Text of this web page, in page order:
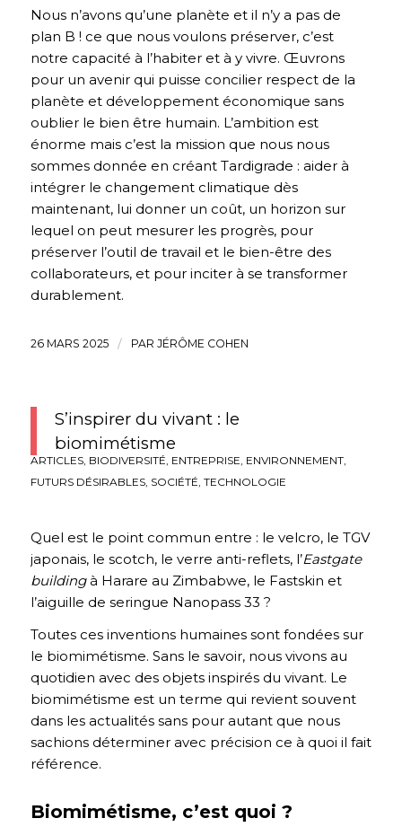
Nous n’avons qu’une planète et il n’y a pas de
plan B ! ce que nous voulons préserver, c’est
notre capacité à l’habiter et à y vivre. Œuvrons
pour un avenir qui puisse concilier respect de la
planète et développement économique sans
oublier le bien être humain. L’ambition est
énorme mais c’est la mission que nous nous
sommes donnée en créant Tardigrade : aider à
intégrer le changement climatique dès
maintenant, lui donner un coût, un horizon sur
lequel on peut mesurer les progrès, pour
préserver l’outil de travail et le bien-être des
collaborateurs, et pour inciter à se transformer
durablement.
26 MARS 2025 / PAR JÉRÔME COHEN
S’inspirer du vivant : le
biomimétisme
ARTICLES, BIODIVERSITÉ ENTREPRISE ENVIRONNEMENT,
FUTURS DÉSIRABLES, SOCIÉTÉ TECHNOLOGIE
Quel est le point commun entre : le velcro, le TGV
japonais, le scotch, le verre anti-reflets, l’Eastgate
buildingà Harare au Zimbabwe, le Fastskin et
l’aiguille de seringue Nanopass 33 ?
Toutes ces inventions humaines sont fondées sur
le biomimétisme. Sans le savoir, nous vivons au
quotidien avec des objets inspirés du vivant. Le
biomimétisme est un terme qui revient souvent
dans les actualités sans pour autant que nous
sachions déterminer avec précision ce à quoi il fait
référence.
Biomimétisme, c’est quoi ?